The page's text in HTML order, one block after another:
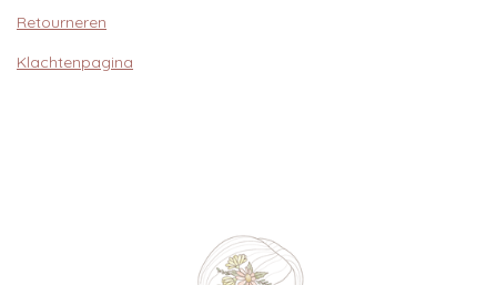
Retourneren
Klachtenpagina